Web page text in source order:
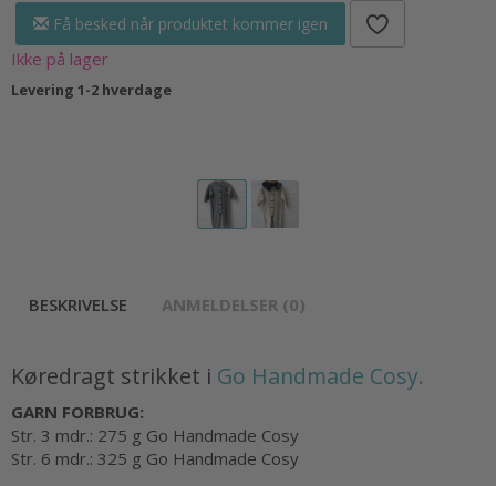
Få besked når produktet kommer igen
Ikke på lager
Levering 1-2 hverdage
BESKRIVELSE ANMELDELSER (0)
Køredragt strikket i Go Handmade Cosy.
GARN FORBRUG:
Str. 3 mdr.: 275 g Go Handmade Cosy
Str. 6 mdr.: 325 g Go Handmade Cosy